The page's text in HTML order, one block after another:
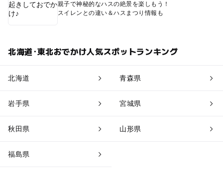
親子で神秘的なハスの絶景を楽しもう！
スイレンとの違い＆ハスまつり情報も
北海道･東北おでかけ人気スポットランキング
北海道 青森県
岩手県 宮城県
秋田県 山形県
福島県